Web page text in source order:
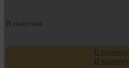
В наличии
В корзину
В корзину